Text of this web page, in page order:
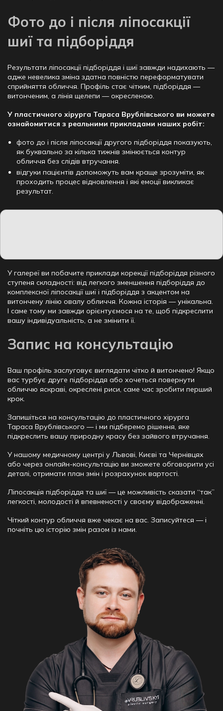
Фото до і після ліпосакції
шиї та підборіддя
Результати ліпосакції підборіддя і шиї завжди надихають —
адже невелика зміна здатна повністю переформатувати
сприйняття обличчя. Профіль стає чітким, підборіддя —
витонченим, а лінія щелепи — окресленою.
У пластичного хірурга Тараса Врублівського ви можете
ознайомитися з реальними прикладами наших робіт:
фото до і після ліпосакції другого підборіддя показують,
як буквально за кілька тижнів змінюється контур
обличчя без слідів втручання.
відгуки пацієнтів допоможуть вам краще зрозуміти, як
проходить процес відновлення і які емоції викликає
результат.
У галереї ви побачите приклади корекції підборіддя різного
ступеня складності: від легкого зменшення підборіддя до
комплексної ліпосакції шиї і підборіддя з акцентом на
витончену лінію овалу обличчя. Кожна історія — унікальна.
І саме тому ми завжди орієнтуємося на те, щоб підкреслити
вашу індивідуальність, а не змінити її.
Запис на консультацію
Ваш профіль заслуговує виглядати чітко й витончено! Якщо
вас турбує друге підборіддя або хочеться повернути
обличчю яскраві, окреслені риси, саме час зробити перший
крок.
Запишіться на консультацію до пластичного хірурга
Тараса Врублівського — і ми підберемо рішення, яке
підкреслить вашу природну красу без зайвого втручання.
У нашому медичному центрі у Львові, Києві та Чернівцях
або через онлайн-консультацію ви зможете обговорити усі
деталі, отримати план змін і розрахунок вартості.
Ліпосакція підборіддя та шиї — це можливість сказати “так”
легкості, молодості й впевненості у своєму відображенні.
Чіткий контур обличчя вже чекає на вас. Записуйтеся — і
почніть цю історію змін разом із нами.